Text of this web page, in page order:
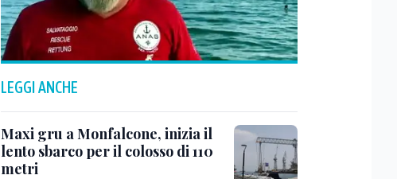
LEGGI ANCHE
Maxi gru a Monfalcone, inizia il
lento sbarco per il colosso di 110
metri